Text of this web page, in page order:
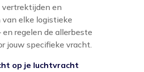
vertrektijden en
elke logistieke
en regelen de allerbeste
jouw specifieke vracht.
op je luchtvracht